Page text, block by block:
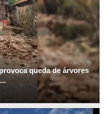
queda de árvores